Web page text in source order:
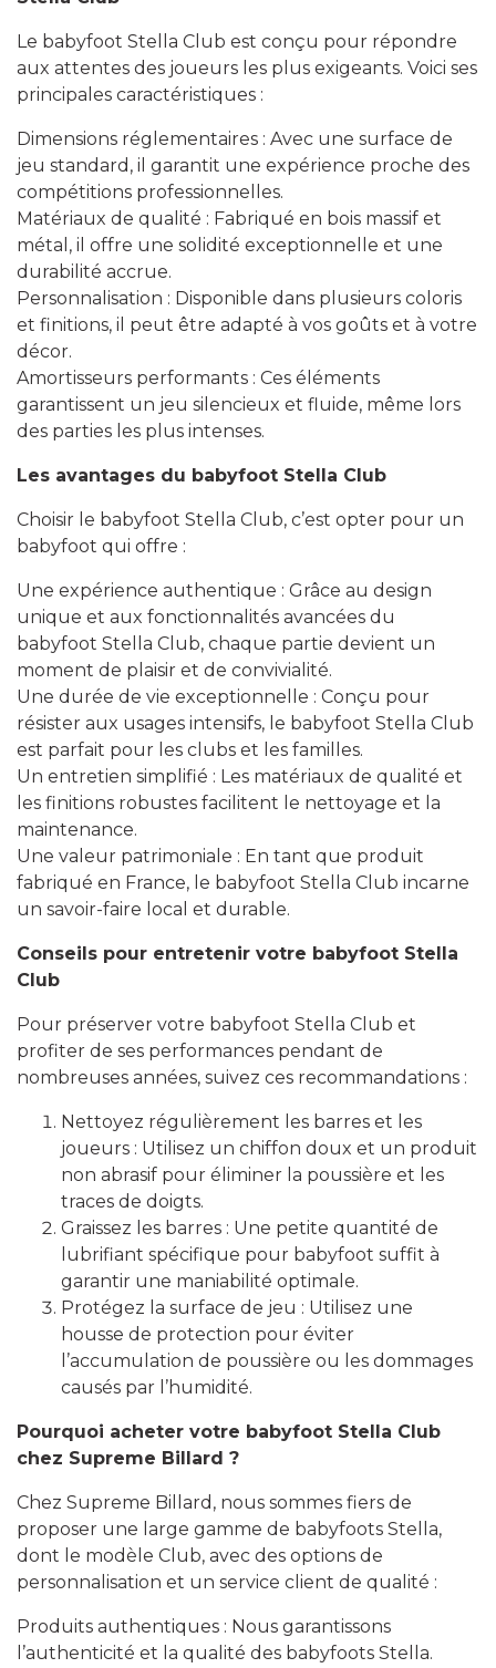
Le babyfoot Stella Club est conçu pour répondre
aux attentes des joueurs les plus exigeants. Voici ses
principales caractéristiques :
Dimensions réglementaires : Avec une surface de
jeu standard, il garantit une expérience proche des
compétitions professionnelles.
Matériaux de qualité : Fabriqué en bois massif et
métal, il offre une solidité exceptionnelle et une
durabilité accrue.
Personnalisation : Disponible dans plusieurs coloris
et finitions, il peut être adapté à vos goûts et à votre
décor.
Amortisseurs performants : Ces éléments
garantissent un jeu silencieux et fluide, même lors
des parties les plus intenses.
Les avantages du babyfoot Stella Club
Choisir le babyfoot Stella Club, c’est opter pour un
babyfoot qui offre :
Une expérience authentique : Grâce au design
unique et aux fonctionnalités avancées du
babyfoot Stella Club, chaque partie devient un
moment de plaisir et de convivialité.
Une durée de vie exceptionnelle : Conçu pour
résister aux usages intensifs, le babyfoot Stella Club
est parfait pour les clubs et les familles.
Un entretien simplifié : Les matériaux de qualité et
les finitions robustes facilitent le nettoyage et la
maintenance.
Une valeur patrimoniale : En tant que produit
fabriqué en France, le babyfoot Stella Club incarne
un savoir-faire local et durable.
Conseils pour entretenir votre babyfoot Stella
Club
Pour préserver votre babyfoot Stella Club et
profiter de ses performances pendant de
nombreuses années, suivez ces recommandations :
Nettoyez régulièrement les barres et les
joueurs : Utilisez un chiffon doux et un produit
non abrasif pour éliminer la poussière et les
traces de doigts.
Graissez les barres : Une petite quantité de
lubrifiant spécifique pour babyfoot suffit à
garantir une maniabilité optimale.
Protégez la surface de jeu : Utilisez une
housse de protection pour éviter
l’accumulation de poussière ou les dommages
causés par l’humidité.
Pourquoi acheter votre babyfoot Stella Club
chez Supreme Billard ?
Chez Supreme Billard, nous sommes fiers de
proposer une large gamme de babyfoots Stella,
dont le modèle Club, avec des options de
personnalisation et un service client de qualité :
Produits authentiques : Nous garantissons
l’authenticité et la qualité des babyfoots Stella.